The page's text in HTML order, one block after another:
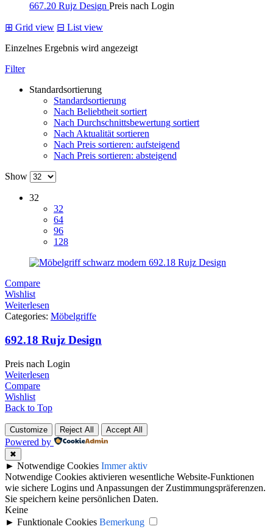
667.20 Rujz Design Preis nach Login
⊞ Grid view ⊟ List view
Einzelnes Ergebnis wird angezeigt
Filter
Standardsortierung
Standardsortierung
Nach Beliebtheit sortiert
Nach Durchschnittsbewertung sortiert
Nach Aktualität sortieren
Nach Preis sortieren: aufsteigend
Nach Preis sortieren: absteigend
Show
32
32
64
96
128
Compare
Wishlist
Weiterlesen
Categories: Möbelgriffe
692.18 Rujz Design
Preis nach Login
Weiterlesen
Compare
Wishlist
Back to Top
Customize Reject All Accept All
Powered by
✖
► Notwendige Cookies Immer aktiv
Notwendige Cookies aktivieren wesentliche Website-Funktionen
wie sichere Logins und Anpassungen der Zustimmungspräferenzen.
Sie speichern keine persönlichen Daten.
Keine
► Funktionale Cookies Bemerkung